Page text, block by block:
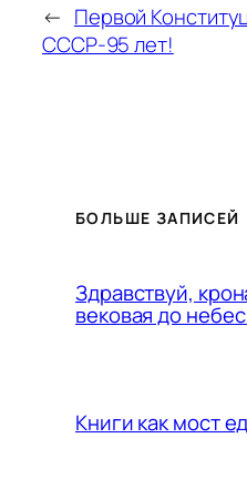
← Первой
СССР-95 лет!
БОЛЬШЕ ЗАПИСЕЙ
Здравствуй,
вековая до
Книги как мост